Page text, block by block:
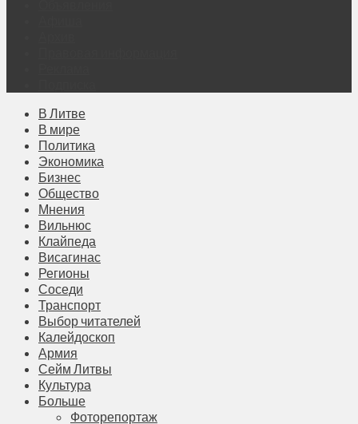
В Литве
В мире
Политика
Экономика
Бизнес
Общество
Мнения
Вильнюс
Клайпеда
Висагинас
Регионы
Соседи
Транспорт
Выбор читателей
Калейдоскоп
Армия
Сейм Литвы
Культура
Больше
Фоторепортаж